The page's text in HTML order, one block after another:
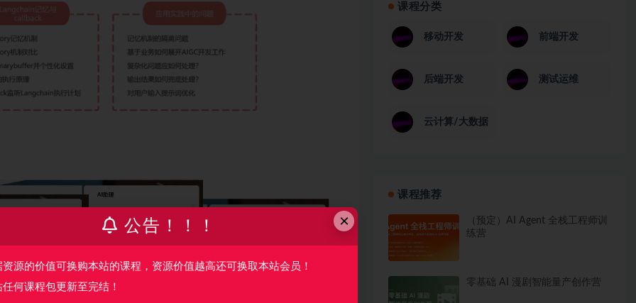
课程分类
移动开发 前端开发
后端开发 测试运维
云计算/大数据
课程推荐
（预定）AI Agent 全栈工程师训
练营
零基础 AI 漫剧智能量产创作营
×
公告！！！
资源的价值可换购本站的课程，资源价值越高还可换取本站会员！
任何课程包更新至完结！